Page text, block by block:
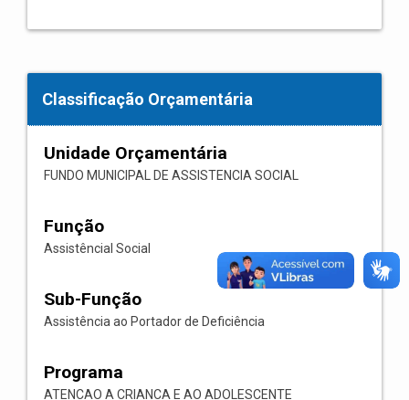
Classificação Orçamentária
Unidade Orçamentária
FUNDO MUNICIPAL DE ASSISTENCIA SOCIAL
Função
Assistêncial Social
Sub-Função
Assistência ao Portador de Deficiência
Programa
ATENCAO A CRIANCA E AO ADOLESCENTE